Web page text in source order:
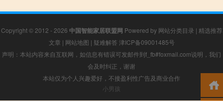
Copyright © 2012 - 2026 中国智能家居联盟网 Powered by 网站分类目录 | 精选推荐
文章 | 网站地图 | 疑难解答 津ICP备09001485号
声明：本站内容来自互联网，如信息有错误可发邮件到f_fb#foxmail.com说明，我们
会及时纠正，谢谢
本站仅为个人兴趣爱好，不接盈利性广告及商业合作
小男孩